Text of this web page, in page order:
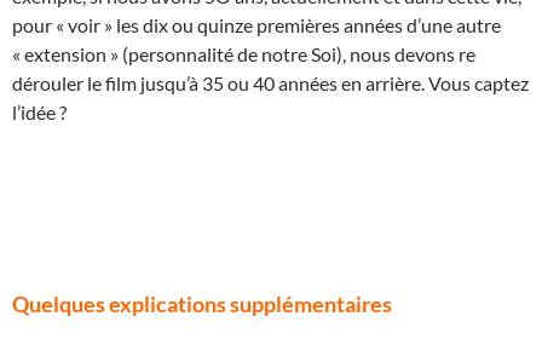
pour « voir » les dix ou quinze premières années d’une autre
« extension » (personnalité de notre Soi), nous devons re
dérouler le film jusqu’à 35 ou 40 années en arrière. Vous captez
l’idée ?
Quelques explications supplémentaires